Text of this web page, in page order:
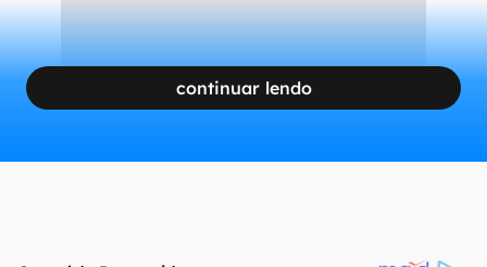
continuar lendo